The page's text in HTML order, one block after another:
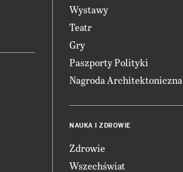
Wystawy
Teatr
Gry
Paszporty Polityki
Nagroda Architektoniczna
NAUKA I ZDROWIE
Zdrowie
Wszechświat